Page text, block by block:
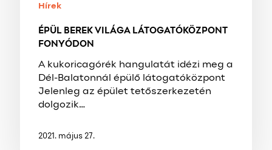
Hírek
ÉPÜL BEREK VILÁGA LÁTOGATÓKÖZPONT
FONYÓDON
A kukoricagórék hangulatát idézi meg a
Dél-Balatonnál épülő látogatóközpont
Jelenleg az épület tetőszerkezetén
dolgozik…
2021. május 27.